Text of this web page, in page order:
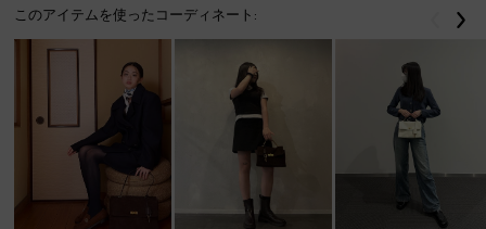
このアイテムを使ったコーディネート: 戻る